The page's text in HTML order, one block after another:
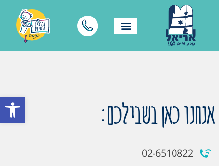
פתח אנחנו כאן בשבילכם:
02-6510822